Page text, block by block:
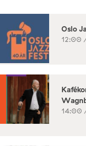
Oslo
12:00
14:00